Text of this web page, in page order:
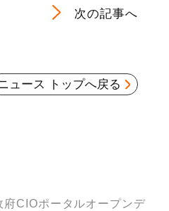
次の記事へ
ュース トップへ戻る
府CIOポータルオープンデ